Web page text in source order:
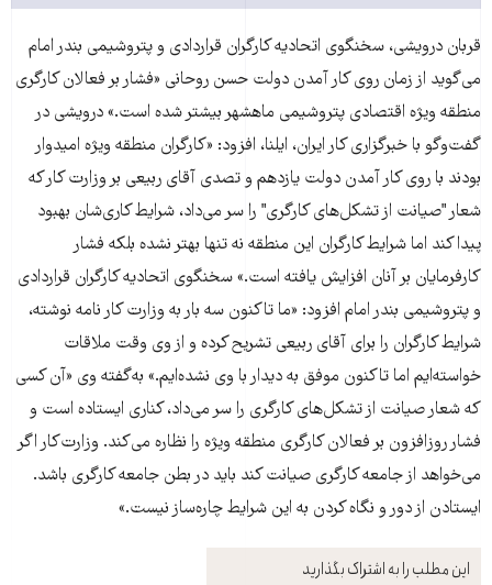
این مطلب را به اشتراک بگذارید
قربان درويشی، سخنگوی اتحاديه کارگران قراردادی و پتروشيمی بندر امام
می‌گويد از زمان روی کار آمدن دولت حسن روحانی «فشار بر فعالان کارگری
منطقه ويژه اقتصادی پتروشيمی ماهشهر بيشتر شده است.» درويشی در
گفت‌وگو با خبرگزاری کار ايران، ايلنا، افزود: «کارگران منطقه ويژه اميدوار
بودند با روی کار آمدن دولت يازدهم و تصدی آقای ربيعی بر وزارت کار که
شعار "صيانت از تشکل‌های کارگری" را سر می‌داد، شرايط کاری‌شان بهبود
پيدا کند اما شرايط کارگران اين منطقه نه تنها بهتر نشده بلکه فشار
کارفرمايان بر آنان افزايش يافته است.» سخنگوی اتحاديه کارگران قراردادی
و پتروشيمی بندر امام افزود: «ما تاکنون سه بار به وزارت کار نامه نوشته،
شرايط کارگران را برای آقای ربيعی تشريح کرده و از وی وقت ملاقات
خواسته‌ايم اما تاکنون موفق به ديدار با وی نشده‌ايم.» به‌گفته وی «آن کسی
که شعار صيانت از تشکل‌های کارگری را سر می‌داد، کناری ايستاده است و
فشار روزافزون بر فعالان کارگری منطقه ويژه را نظاره می‌کند. وزارت‌کار اگر
می‌خواهد از جامعه کارگری صيانت کند بايد در بطن جامعه کارگری باشد.
ايستادن از دور و نگاه کردن به اين شرايط چاره‌ساز نيست.»